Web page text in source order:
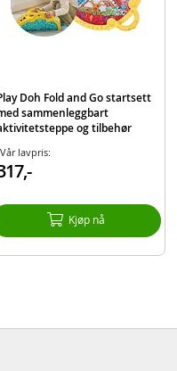
Doh Fold and Go startsett
sammenleggbart
og tilbehør
Vår lavpris:
Kjøp nå